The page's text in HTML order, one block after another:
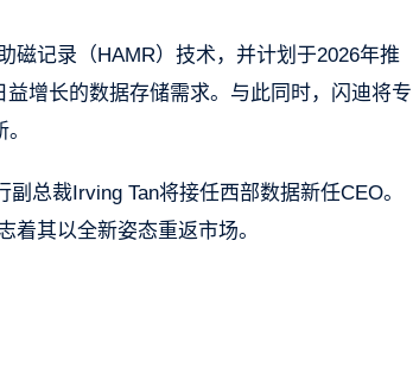
磁记录（HAMR）技术，并计划于2026年推
增长的数据存储需求。与此同时，闪迪将专
总裁Irving Tan将接任西部数据新任CEO。
着其以全新姿态重返市场。